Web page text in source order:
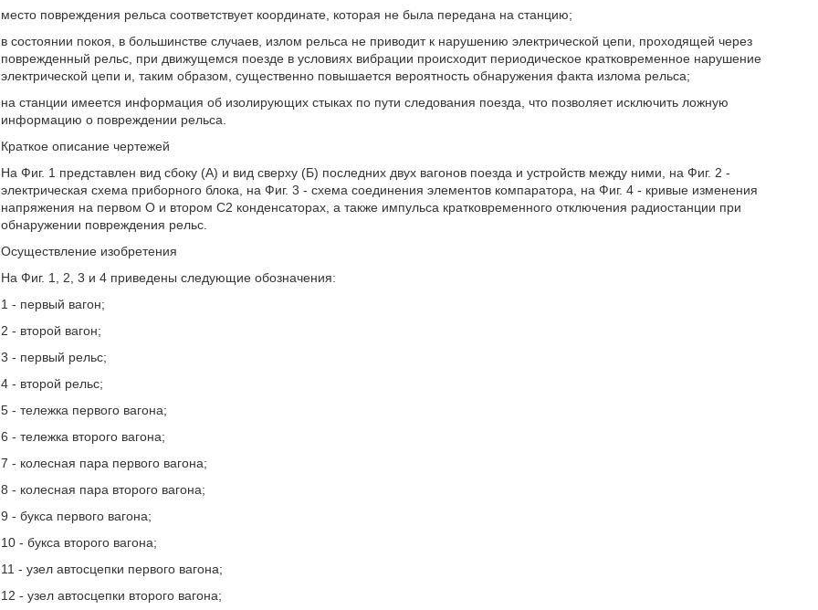
место повреждения рельса соответствует координате, которая не была передана на станцию;
в состоянии покоя, в большинстве случаев, излом рельса не приводит к нарушению электрической цепи, проходящей через
поврежденный рельс, при движущемся поезде в условиях вибрации происходит периодическое кратковременное нарушение
электрической цепи и, таким образом, существенно повышается вероятность обнаружения факта излома рельса;
на станции имеется информация об изолирующих стыках по пути следования поезда, что позволяет исключить ложную
информацию о повреждении рельса.
Краткое описание чертежей
На Фиг. 1 представлен вид сбоку (А) и вид сверху (Б) последних двух вагонов поезда и устройств между ними, на Фиг. 2 -
электрическая схема приборного блока, на Фиг. 3 - схема соединения элементов компаратора, на Фиг. 4 - кривые изменения
напряжения на первом О и втором С2 конденсаторах, а также импульса кратковременного отключения радиостанции при
обнаружении повреждения рельс.
Осуществление изобретения
На Фиг. 1, 2, 3 и 4 приведены следующие обозначения:
1 - первый вагон;
2 - второй вагон;
3 - первый рельс;
4 - второй рельс;
5 - тележка первого вагона;
6 - тележка второго вагона;
7 - колесная пара первого вагона;
8 - колесная пара второго вагона;
9 - букса первого вагона;
10 - букса второго вагона;
11 - узел автосцепки первого вагона;
12 - узел автосцепки второго вагона;